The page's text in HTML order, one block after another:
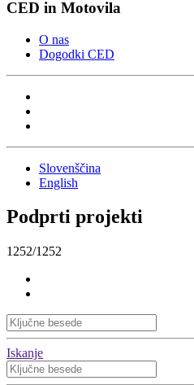
CED in Motovila
O nas
Dogodki CED
Slovenščina
English
Podprti projekti
1252/1252
Iskanje